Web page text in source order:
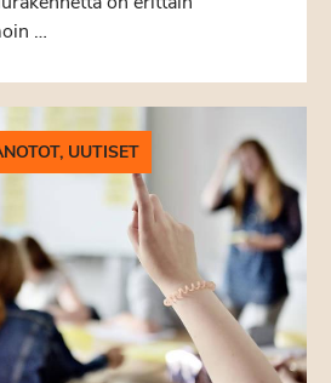
…
UUTISET